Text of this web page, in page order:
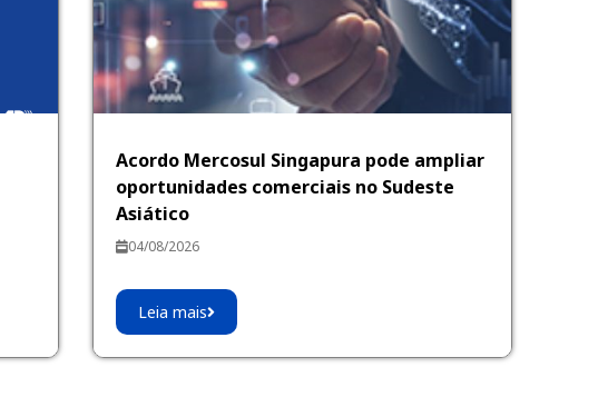
Acordo Mercosul Singapura pode ampliar
oportunidades comerciais no Sudeste
Asiático
04/08/2026
Leia mais